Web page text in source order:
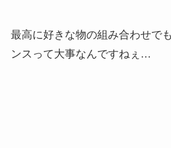
最高に好きな物の組み合わせで
ンスって大事なんですねぇ…